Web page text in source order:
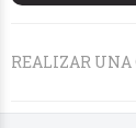
REALIZAR UNA